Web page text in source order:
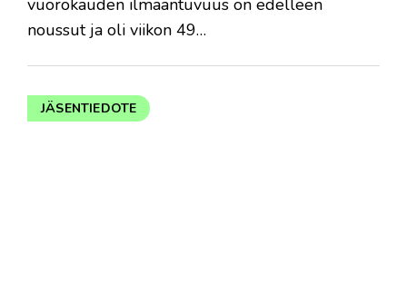
vuorokauden ilmaantuvuus on edelleen
noussut ja oli viikon 49…
JÄSENTIEDOTE